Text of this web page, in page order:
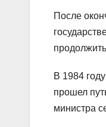
После
В 1984
прошел
министра